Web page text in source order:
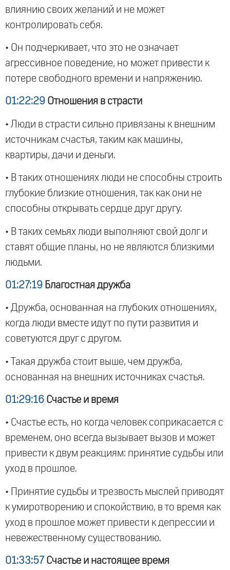
влиянию своих желаний и не может
контролировать себя.
• Он подчеркивает, что это не означает
агрессивное поведение, но может привести к
потере свободного времени и напряжению.
01:22:29 Отношения в страсти
• Люди в страсти сильно привязаны к внешним
источникам счастья, таким как машины,
квартиры, дачи и деньги.
• В таких отношениях люди не способны строить
глубокие близкие отношения, так как они не
способны открывать сердце друг другу.
• В таких семьях люди выполняют свой долг и
ставят общие планы, но не являются близкими
людьми.
01:27:19 Благостная дружба
• Дружба, основанная на глубоких отношениях,
когда люди вместе идут по пути развития и
советуются друг с другом.
• Такая дружба стоит выше, чем дружба,
основанная на внешних источниках счастья.
01:29:16 Счастье и время
• Счастье есть, но когда человек соприкасается с
временем, оно всегда вызывает вызов и может
привести к двум реакциям: принятие судьбы или
уход в прошлое.
• Принятие судьбы и трезвость мыслей приводят
к умиротворению и спокойствию, в то время как
уход в прошлое может привести к депрессии и
невежественному существованию.
01:33:57 Счастье и настоящее время